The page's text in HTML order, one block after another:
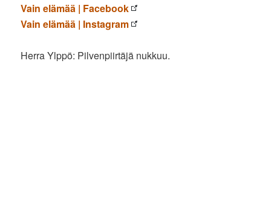
Vain elämää | Facebook
Vain elämää | Instagram
Herra Ylppö: Pilvenpiirtäjä nukkuu.